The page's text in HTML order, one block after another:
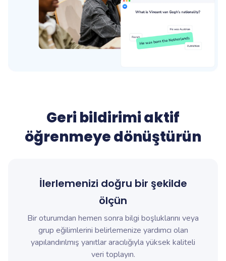
Geri bildirimi aktif
öğrenmeye dönüştürün
İlerlemenizi doğru bir şekilde
ölçün
Bir oturumdan hemen sonra bilgi boşluklarını veya
grup eğilimlerini belirlemenize yardımcı olan
yapılandırılmış yanıtlar aracılığıyla yüksek kaliteli
veri toplayın.